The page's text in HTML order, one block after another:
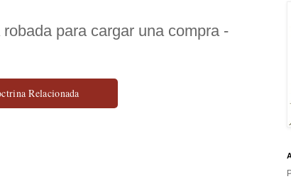
para cargar una compra -
Relacionada